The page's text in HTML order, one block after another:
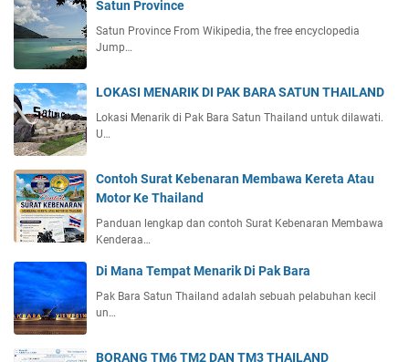
Satun Province
Satun Province From Wikipedia, the free encyclopedia
Jump…
LOKASI MENARIK DI PAK BARA SATUN THAILAND
Lokasi Menarik di Pak Bara Satun Thailand untuk dilawati.
U…
Contoh Surat Kebenaran Membawa Kereta Atau
Motor Ke Thailand
Panduan lengkap dan contoh Surat Kebenaran Membawa
Kenderaa…
Di Mana Tempat Menarik Di Pak Bara
Pak Bara Satun Thailand adalah sebuah pelabuhan kecil
un…
BORANG TM6 TM2 DAN TM3 THAILAND